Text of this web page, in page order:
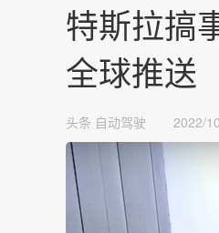
特斯拉搞
全球推送
头条 自动驾驶 2022/